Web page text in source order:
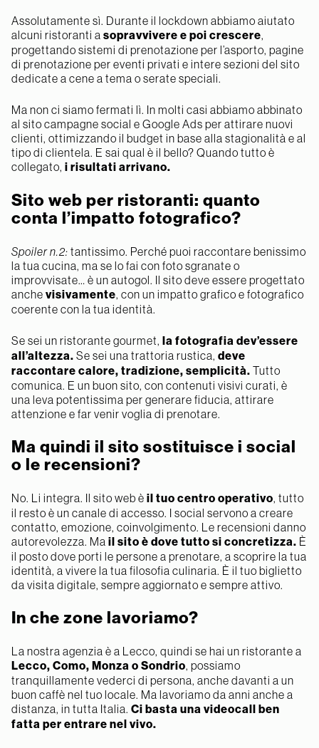
Assolutamente sì. Durante il lockdown abbiamo aiutato
alcuni ristoranti a sopravvivere e poi crescere
progettando sistemi di prenotazione per l’asporto, pagine
di prenotazione per eventi privati e intere sezioni del sito
dedicate a cene a tema o serate speciali.
Ma non ci siamo fermati lì. In molti casi abbiamo abbinato
al sito campagne social e Google Ads per attirare nuovi
clienti, ottimizzando il budget in base alla stagionalità e al
tipo di clientela. E sai qual è il bello? Quando tutto è
collegato, i risultati arrivano.
Sito web per ristoranti: quanto
conta l’impatto fotografico?
Spoiler n.2: tantissimo. Perché puoi raccontare benissimo
la tua cucina, ma se lo fai con foto sgranate o
improvvisate… è un autogol. Il sito deve essere progettato
anche visivamente , con un impatto grafico e fotografico
coerente con la tua identità.
Se sei un ristorante gourmet, la fotografia dev’essere
all’altezza. Se sei una trattoria rustica, deve
raccontare calore, tradizione, semplicità. Tutto
comunica. E un buon sito, con contenuti visivi curati, è
una leva potentissima per generare fiducia, attirare
attenzione e far venir voglia di prenotare.
Ma quindi il sito sostituisce i social
o le recensioni?
No. Li integra. Il sito web è il tuo centro operativo , tutto
il resto è un canale di accesso. I social servono a creare
contatto, emozione, coinvolgimento. Le recensioni danno
autorevolezza. Ma il sito è dove tutto si concretizza. È
il posto dove porti le persone a prenotare, a scoprire la tua
identità, a vivere la tua filosofia culinaria. È il tuo biglietto
da visita digitale, sempre aggiornato e sempre attivo.
In che zone lavoriamo?
La nostra agenzia è a Lecco, quindi se hai un ristorante a
Lecco, Como, Monza o Sondrio , possiamo
tranquillamente vederci di persona, anche davanti a un
buon caffè nel tuo locale. Ma lavoriamo da anni anche a
distanza, in tutta Italia. Ci basta una videocall ben
fatta per entrare nel vivo.